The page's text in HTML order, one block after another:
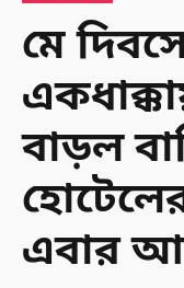
মে
বাড়ল
এবার